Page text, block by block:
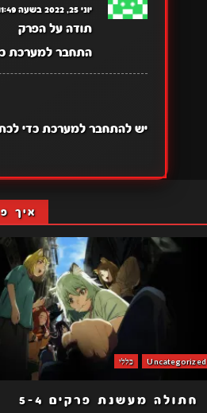
יוני 25, 2022 בשעה 11:49 pm
תודה על הפרק
התחבר למערכת
יש להתחבר למערכתכדי
איך
Uncategorized כללי
חתולה מעשנת פרקים 5-4